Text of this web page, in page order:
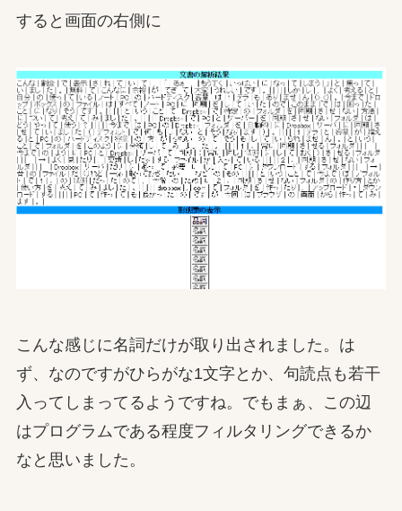
すると画面の右側に
こんな感じに名詞だけが取り出されました。は
ず、なのですがひらがな1文字とか、句読点も若干
入ってしまってるようですね。でもまぁ、この辺
はプログラムである程度フィルタリングできるか
なと思いました。